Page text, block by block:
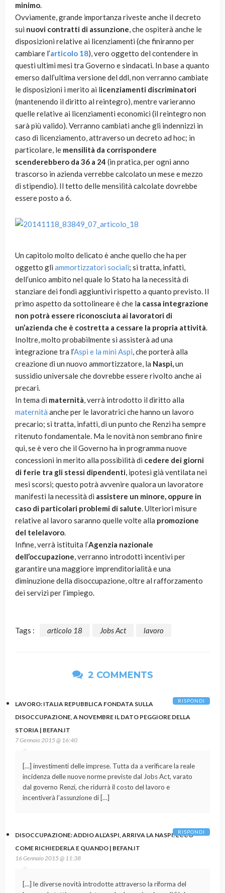
minimo.
Ovviamente, grande importanza riveste anche il decreto
sui nuovi contratti di assunzione, che ospiterà anche le
disposizioni relative ai licenziamenti (che finiranno per
cambiare l’articolo 18), vero oggetto del contendere in
questi ultimi mesi tra Governo e sindacati. In base a quanto
emerso dall’ultima versione del ddl, non verranno cambiate
le disposizioni i merito ai licenziamenti discriminatori
(mantenendo il diritto al reintegro), mentre varieranno
quelle relative ai licenziamenti economici (il reintegro non
sarà più valido). Verranno cambiati anche gli indennizzi in
caso di licenziamento, attraverso un decreto ad hoc; in
particolare, le mensilità da corrispondere
scenderebbero da 36 a 24 (in pratica, per ogni anno
trascorso in azienda verrebbe calcolato un mese e mezzo
di stipendio). Il tetto delle mensilità calcolate dovrebbe
essere posto a 6.
Un capitolo molto delicato è anche quello che ha per
oggetto gli ammortizzatori sociali; si tratta, infatti,
dell’unico ambito nel quale lo Stato ha la necessità di
stanziare dei fondi aggiuntivi rispetto a quanto previsto. Il
primo aspetto da sottolineare è che la cassa integrazione
non potrà essere riconosciuta ai lavoratori di
un’azienda che è costretta a cessare la propria attività.
Inoltre, molto probabilmente si assisterà ad una
integrazione tra l’Aspi e la mini Aspi, che porterà alla
creazione di un nuovo ammortizzatore, la Naspi,un
sussidio universale che dovrebbe essere rivolto anche ai
precari.
In tema di maternità, verrà introdotto il diritto alla
maternità anche per le lavoratrici che hanno un lavoro
precario; si tratta, infatti, di un punto che Renzi ha sempre
ritenuto fondamentale. Ma le novità non sembrano finire
qui, se è vero che il Governo ha in programma nuove
concessioni in merito alla possibilità di cedere dei giorni
di ferie tra gli stessi dipendenti, ipotesi già ventilata nei
mesi scorsi; questo potrà avvenire qualora un lavoratore
manifesti la necessità di assistere un minore, oppure in
caso di particolari problemi di salute. Ulteriori misure
relative al lavoro saranno quelle volte alla promozione
del telelavoro.
Infine, verrà istituita l’Agenzia nazionale
dell’occupazione, verranno introdotti incentivi per
garantire una maggiore imprenditorialità e una
diminuzione della disoccupazione, oltre al rafforzamento
dei servizi per l’impiego.
Tags : articolo 18 Jobs Act lavoro
2 COMMENTS
LAVORO: ITALIA REPUBBLICA FONDATA SULLA
DISOCCUPAZIONE, A NOVEMBRE IL DATO PEGGIORE DELLA
STORIA | BEFAN.IT
7 Gennaio 2015 @ 16:40
[…] investimenti delle imprese. Tutta da a verificare la reale
incidenza delle nuove norme previste dal Jobs Act, varato
dal governo Renzi, che ridurrà il costo del lavoro e
incentiverà l’assunzione di […]
RISPONDI
DISOCCUPAZIONE: ADDIO ALL’ASPI, ARRIVA LA NASPI. ECCO
COME RICHIEDERLA E QUANDO | BEFAN.IT
16 Gennaio 2015 @ 11:38
[…] le diverse novità introdotte attraverso la riforma del
RISPONDI